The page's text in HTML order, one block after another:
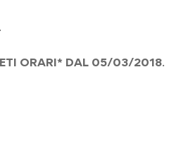
ORARI* DAL 05/03/2018.